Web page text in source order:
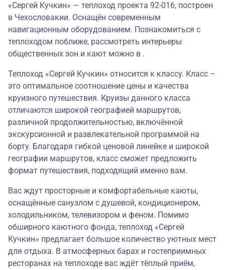
«Сергей Кучкин» — теплоход проекта 92-016, построен
в Чехословакии. Оснащён современным
навигационным оборудованием. Познакомиться с
теплоходом поближе, рассмотреть интерьеры
общественных зон и кают можно в .
Теплоход «Сергей Кучкин» относится к классу. Класс –
это оптимальное соотношение цены и качества
круизного путешествия. Круизы данного класса
отличаются широкой географией маршрутов,
различной продолжительностью, включённой
экскурсионной и развлекательной программой на
борту. Благодаря гибкой ценовой линейке и широкой
географии маршрутов, класс сможет предложить
формат путешествия, подходящий именно вам.
Вас ждут просторные и комфортабельные каюты,
оснащённые санузлом с душевой, кондиционером,
холодильником, телевизором и феном. Помимо
обширного каютного фонда, теплоход «Сергей
Кучкин» предлагает большое количество уютных мест
для отдыха. В атмосферных барах и гостеприимных
ресторанах на теплоходе вас ждёт тёплый приём,